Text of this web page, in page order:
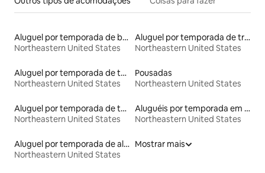
Aluguel por temporada de barcos
Northeastern United States
Aluguel por temporada de trens
Northeastern United States
Aluguel por temporada de townhouses
Northeastern United States
Pousadas
Northeastern United States
Aluguel por temporada de tendas
Northeastern United States
Aluguéis por temporada em resorts
Northeastern United States
Aluguel por temporada de alojamentos ecológicos
Northeastern United States
Mostrar mais